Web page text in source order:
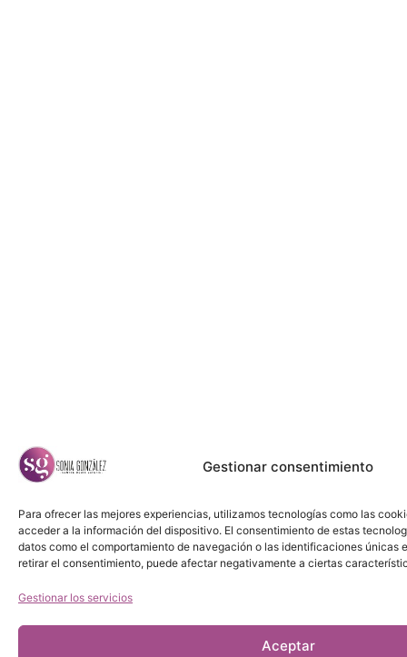
Gestionar consentimiento
Para ofrecer las mejores experiencias, utilizamos tecnologías como las
acceder a la información del dispositivo. El consentimiento de estas
datos como el comportamiento de navegación o las identificaciones únicas
retirar el consentimiento, puede afectar negativamente a ciertas
Gestionar los servicios
Aceptar